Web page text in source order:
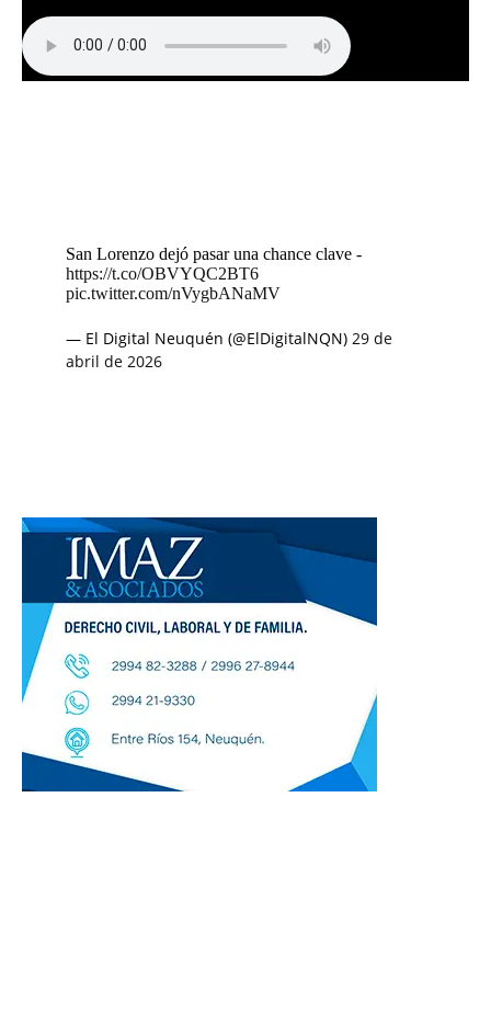
San Lorenzo dejó pasar una chance clave -
https://t.co/OBVYQC2BT6
pic.twitter.com/nVygbANaMV
— El Digital Neuquén (@ElDigitalNQN) 29 de
abril de 2026